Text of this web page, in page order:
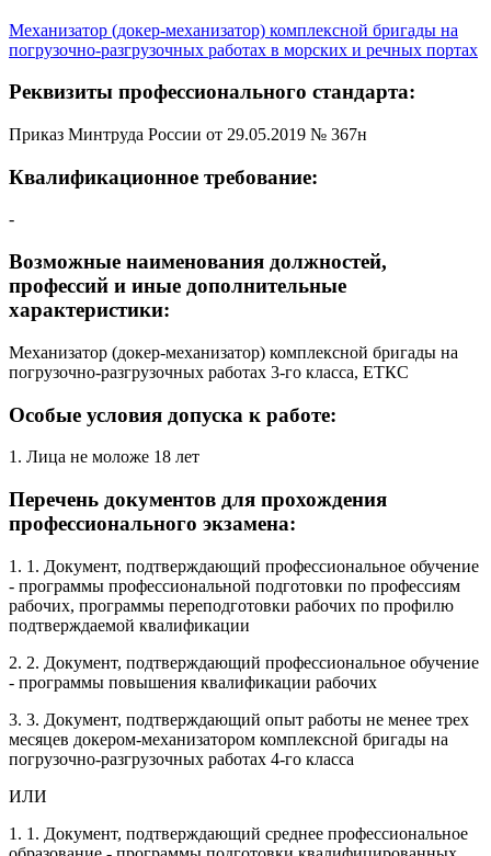
Механизатор (докер-механизатор) комплексной бригады на
погрузочно-разгрузочных работах в морских и речных портах
Реквизиты профессионального стандарта:
Приказ Минтруда России от 29.05.2019 № 367н
Квалификационное требование:
-
Возможные наименования должностей,
профессий и иные дополнительные
характеристики:
Механизатор (докер-механизатор) комплексной бригады на
погрузочно-разгрузочных работах 3-го класса, ЕТКС
Особые условия допуска к работе:
1. Лица не моложе 18 лет
Перечень документов для прохождения
профессионального экзамена:
1. 1. Документ, подтверждающий профессиональное обучение
- программы профессиональной подготовки по профессиям
рабочих, программы переподготовки рабочих по профилю
подтверждаемой квалификации
2. 2. Документ, подтверждающий профессиональное обучение
- программы повышения квалификации рабочих
3. 3. Документ, подтверждающий опыт работы не менее трех
месяцев докером-механизатором комплексной бригады на
погрузочно-разгрузочных работах 4-го класса
ИЛИ
1. 1. Документ, подтверждающий среднее профессиональное